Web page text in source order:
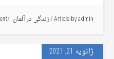
Article byadmin
/زندگی در آلمان
ژانویه 21, 2021